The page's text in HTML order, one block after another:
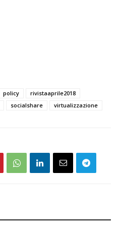
policy
rivistaaprile2018
socialshare virtualizzazione